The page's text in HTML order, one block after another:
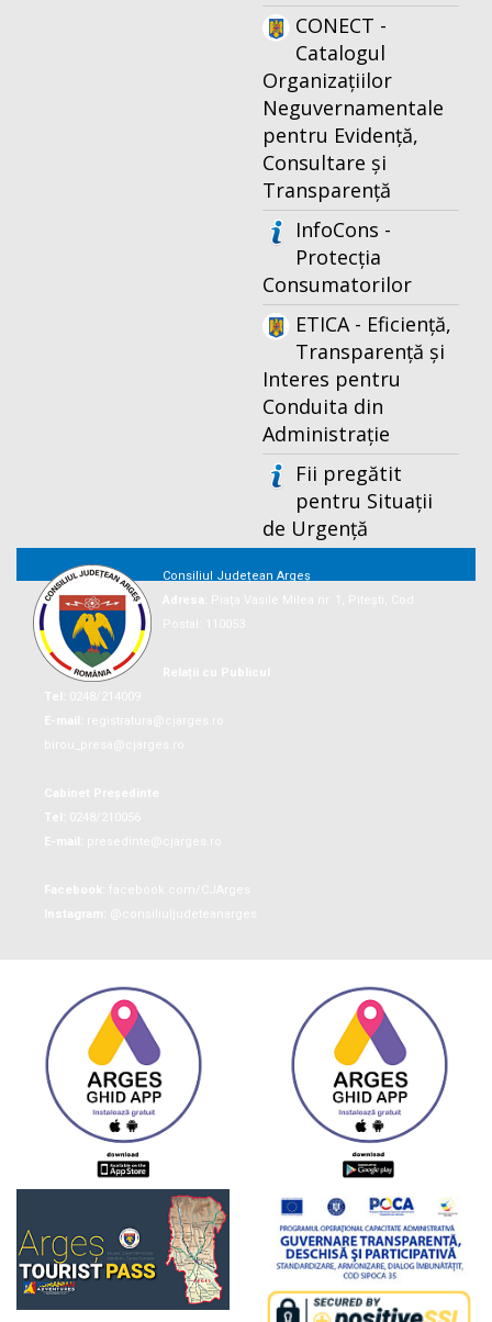
CONECT -
Catalogul
Organizațiilor
Neguvernamentale
pentru Evidență,
Consultare și
Transparență
InfoCons -
Protecția
Consumatorilor
ETICA - Eficiență,
Transparență și
Interes pentru
Conduita din
Administrație
Fii pregătit
pentru Situații
de Urgență
Consiliul Județean Argeș